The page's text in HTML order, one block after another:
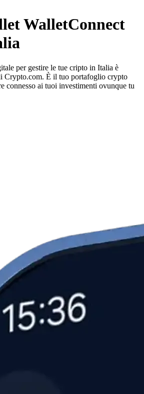
WalletConnect
per gestire le tue cripto in Italia è
Crypto.com. È il tuo portafoglio crypto
connesso ai tuoi investimenti ovunque tu